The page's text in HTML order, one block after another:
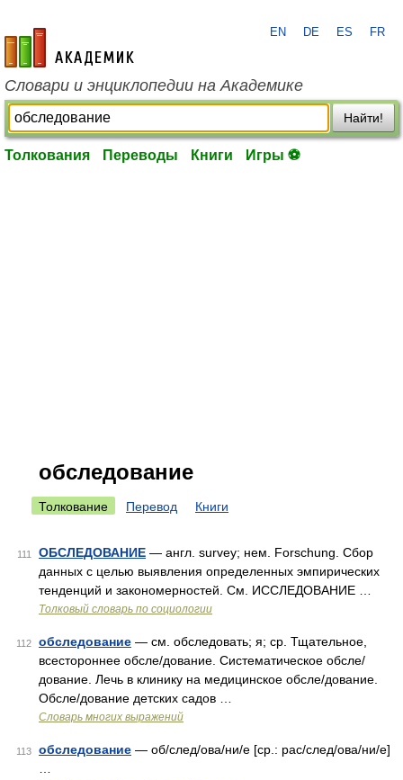
academic.ru
EN DE ES FR
Словари и энциклопедии на Академике
Найти!
Толкования Переводы Книги Игры ⚽
обследование
Толкование Перевод Книги
111 ОБСЛЕДОВАНИЕ — англ. survey; нем. Forschung. Сбор
данных с целью выявления определенных эмпирических
тенденций и закономерностей. См. ИССЛЕДОВАНИЕ …
Толковый словарь по социологии
112 обследование — см. обследовать; я; ср. Тщательное,
всестороннее обсле/дование. Систематическое обсле/
дование. Лечь в клинику на медицинское обсле/дование.
Обсле/дование детских садов …
Словарь многих выражений
113 обследование — об/след/ова/ни/е [ср.: рас/след/ова/ни/е]